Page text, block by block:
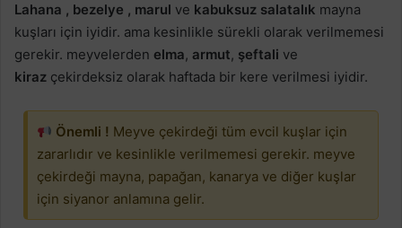
Lahana , bezelye , marul ve kabuksuz salatalık mayna
kuşları için iyidir. ama kesinlikle sürekli olarak verilmemesi
gerekir. meyvelerden elma, armut, şeftali ve
kiraz çekirdeksiz olarak haftada bir kere verilmesi iyidir.
Önemli ! Meyve çekirdeği tüm evcil kuşlar için
zararlıdır ve kesinlikle verilmemesi gerekir. meyve
çekirdeği mayna, papağan, kanarya ve diğer kuşlar
için siyanor anlamına gelir.